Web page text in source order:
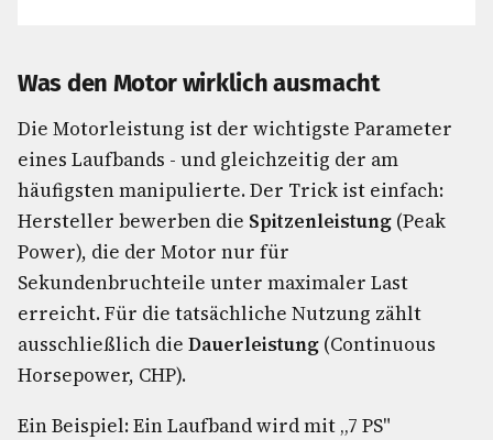
Was den Motor wirklich ausmacht
Die Motorleistung ist der wichtigste Parameter
eines Laufbands - und gleichzeitig der am
häufigsten manipulierte. Der Trick ist einfach:
Hersteller bewerben die Spitzenleistung (Peak
Power), die der Motor nur für
Sekundenbruchteile unter maximaler Last
erreicht. Für die tatsächliche Nutzung zählt
ausschließlich die Dauerleistung (Continuous
Horsepower, CHP).
Ein Beispiel: Ein Laufband wird mit „7 PS"